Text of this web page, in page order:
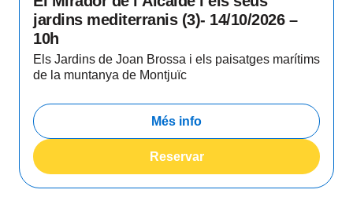
jardins mediterranis (3)- 14/10/2026 –
10h
Els Jardins de Joan Brossa i els paisatges marítims
de la muntanya de Montjuïc
Més info
Reservar